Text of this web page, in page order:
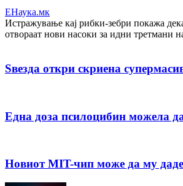
ЕНаука.мк
Истражување кај рибки-зебри покажа
отвораат нови насоки за идни третмани
Ѕвезда откри скриена
Една доза псилоцибин можела
Новиот MIT-чип може да му